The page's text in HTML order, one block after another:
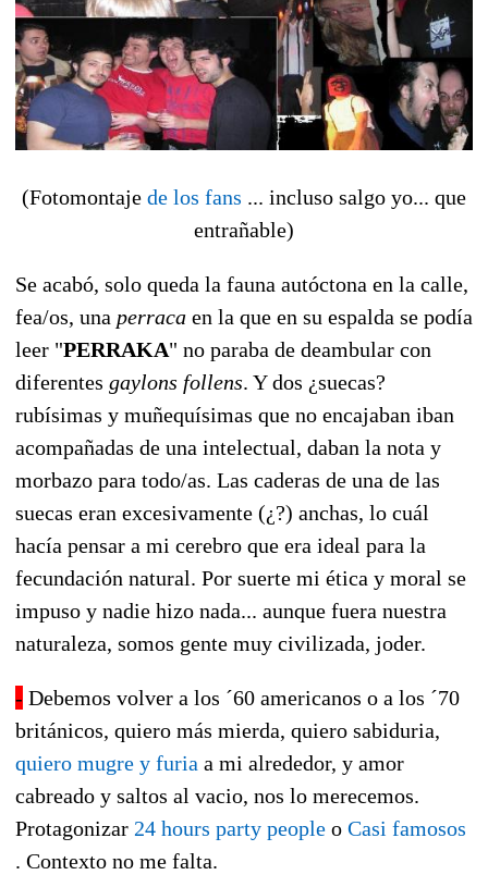
(Fotomontaje de los fans ... incluso salgo yo... que
entrañable)
Se acabó, solo queda la fauna autóctona en la calle,
fea/os, una perraca en la que en su espalda se podía
leer "PERRAKA" no paraba de deambular con
diferentes gaylons follens. Y dos ¿suecas?
rubísimas y muñequísimas que no encajaban iban
acompañadas de una intelectual, daban la nota y
morbazo para todo/as. Las caderas de una de las
suecas eran excesivamente (¿?) anchas, lo cuál
hacía pensar a mi cerebro que era ideal para la
fecundación natural. Por suerte mi ética y moral se
impuso y nadie hizo nada... aunque fuera nuestra
naturaleza, somos gente muy civilizada, joder.
- Debemos volver a los ´60 americanos o a los ´70
británicos, quiero más mierda, quiero sabiduria,
quiero mugre y furia a mi alrededor, y amor
cabreado y saltos al vacio, nos lo merecemos.
Protagonizar 24 hours party people o Casi famosos
. Contexto no me falta.